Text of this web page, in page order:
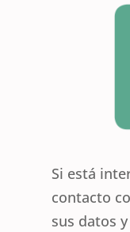
Si está
contacto
sus datos